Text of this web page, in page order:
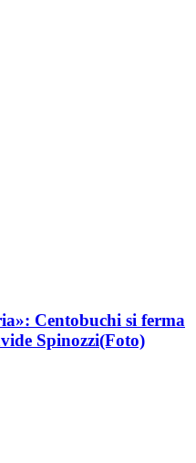
Centobuchi si ferma
Spinozzi(Foto)